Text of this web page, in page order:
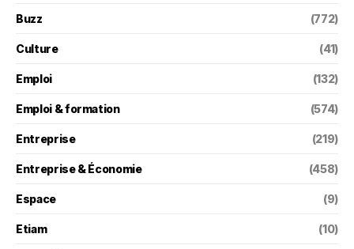
Buzz (772)
Culture (41)
Emploi (132)
Emploi & formation (574)
Entreprise (219)
Entreprise & Économie (458)
Espace (9)
Etiam (10)